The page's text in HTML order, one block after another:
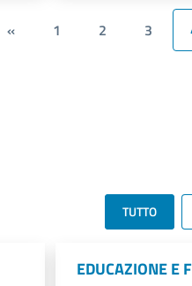
« 1 2 3
TUTTO
EDUCAZIONE E